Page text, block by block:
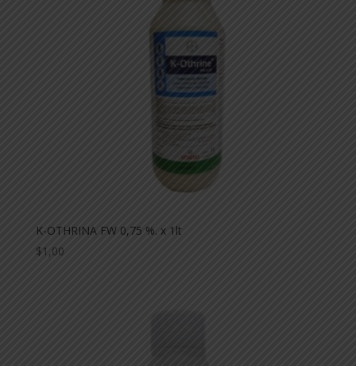
K-OTHRINA FW 0,75 %. x 1lt
$1,00